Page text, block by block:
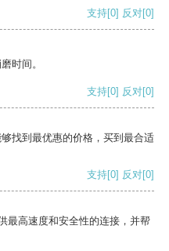
支持[0] 反对[0]
时间。
支持[0] 反对[0]
找到最优惠的价格，买到最合适
支持[0] 反对[0]
最高速度和安全性的连接，并帮